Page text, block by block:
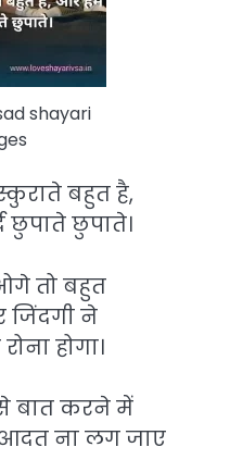
shayari
बहुत है,
छुपाते।
तो बहुत
जिंदगी ने
होगा।
बात करने में
ना लग जाए